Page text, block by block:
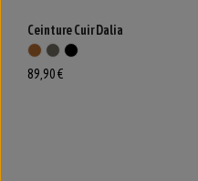
Ceinture Cuir Dalia
89,90 €